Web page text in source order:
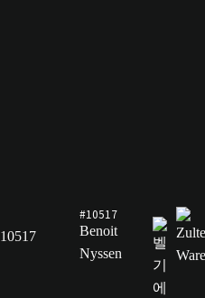
10517
#10517
Benoit
Nyssen